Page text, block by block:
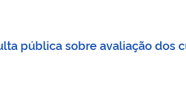
pública sobre avaliação dos